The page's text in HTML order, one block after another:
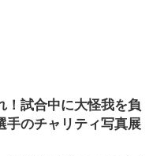
！試合中に大怪我を負
手のチャリティ写真展